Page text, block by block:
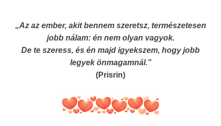
„Az az ember, akit bennem szeretsz, természetesen
jobb nálam: én nem olyan vagyok.
De te szeress, és én majd igyekszem, hogy jobb
legyek önmagamnál.”
(Prisrin)